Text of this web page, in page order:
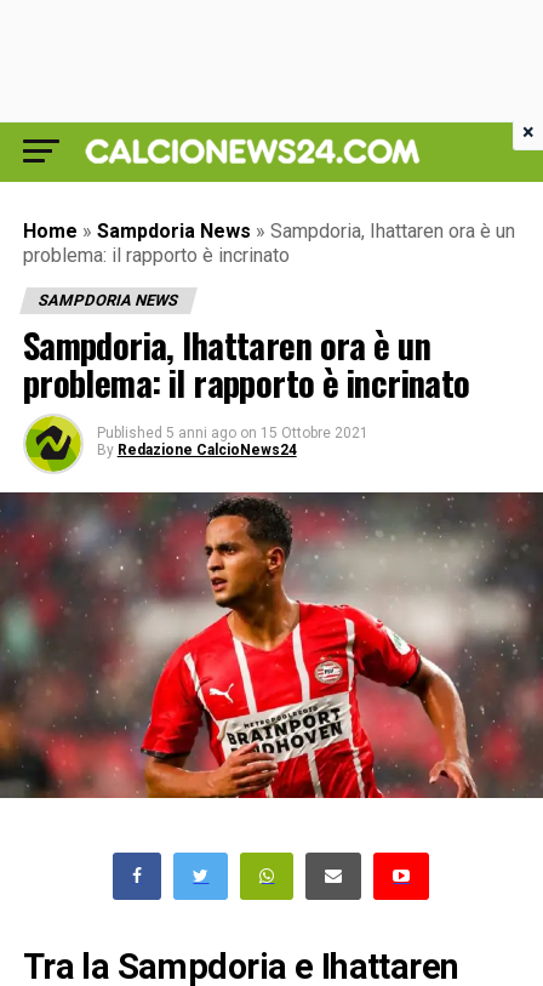
Home » Sampdoria News » Sampdoria, Ihattaren ora è un
problema: il rapporto è incrinato
SAMPDORIA NEWS
Sampdoria, Ihattaren ora è un
problema: il rapporto è incrinato
Published 5 anni ago on 15 Ottobre 2021
By Redazione CalcioNews24
Tra la Sampdoria e Ihattaren
×